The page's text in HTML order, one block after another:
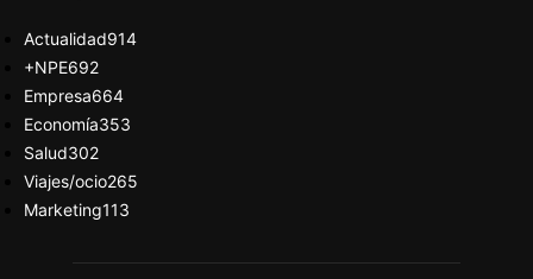
Actualidad914
+NPE692
Empresa664
Economía353
Salud302
Viajes/ocio265
Marketing113